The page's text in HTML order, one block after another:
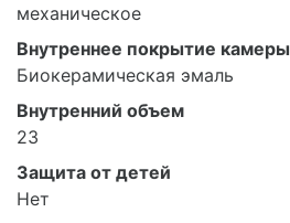
механическое
Внутреннее покрытие камеры
Биокерамическая эмаль
Внутренний объем
23
Защита от детей
Нет